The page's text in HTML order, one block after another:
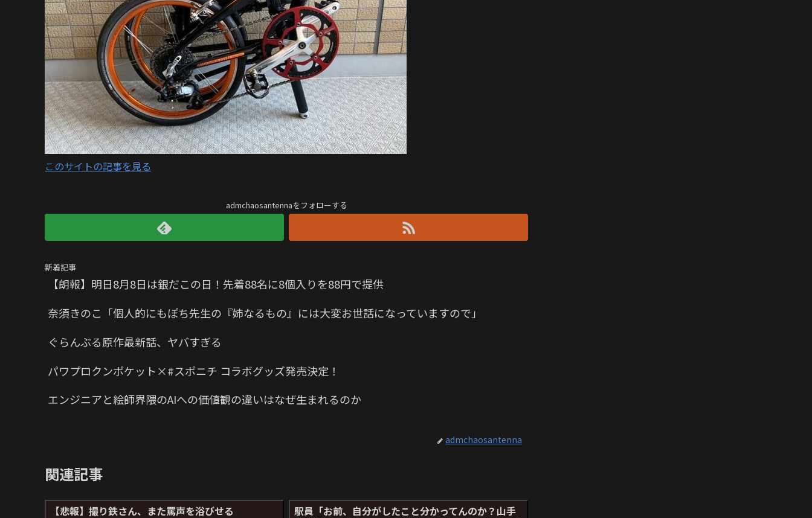
このサイトの記事を見る
admchaosantennaをフォローする
新着記事
【朗報】明日8月8日は銀だこの日！先着88名に8個入りを88円で提供
奈須きのこ「個人的にもぽち先生の『姉なるもの』には大変お世話になっていますので」
ぐらんぶる原作最新話、ヤバすぎる
パワプロクンポケット×#スポニチ コラボグッズ発売決定！
エンジニアと絵師界隈のAIへの価値観の違いはなぜ生まれるのか
admchaosantenna
関連記事
【悲報】撮り鉄さん、また罵声を浴びせる 駅員「お前、自分がしたこと分かってんのか？山手